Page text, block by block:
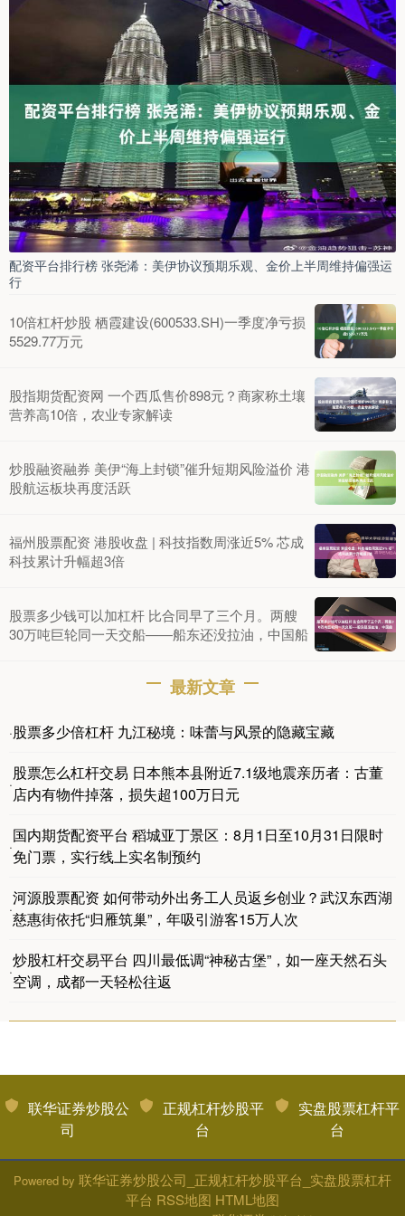
配资平台排行榜 张尧浠：美伊协议预期乐观、金价上半周维持偏强运
行
10倍杠杆炒股 栖霞建设(600533.SH)一季度净亏损
5529.77万元
股指期货配资网 一个西瓜售价898元？商家称土壤
营养高10倍，农业专家解读
炒股融资融券 美伊“海上封锁”催升短期风险溢价 港
股航运板块再度活跃
福州股票配资 港股收盘 | 科技指数周涨近5% 芯成
科技累计升幅超3倍
股票多少钱可以加杠杆 比合同早了三个月。两艘
30万吨巨轮同一天交船——船东还没拉油，中国船
最新文章
·股票多少倍杠杆 九江秘境：味蕾与风景的隐藏宝藏
·
股票怎么杠杆交易 日本熊本县附近7.1级地震亲历者：古董
店内有物件掉落，损失超100万日元
·
国内期货配资平台 稻城亚丁景区：8月1日至10月31日限时
免门票，实行线上实名制预约
·
河源股票配资 如何带动外出务工人员返乡创业？武汉东西湖
慈惠街依托“归雁筑巢”，年吸引游客15万人次
·
炒股杠杆交易平台 四川最低调“神秘古堡”，如一座天然石头
空调，成都一天轻松往返
联华证券炒股公
司
正规杠杆炒股平
台
实盘股票杠杆平
台
Powered by 联华证券炒股公司_正规杠杆炒股平台_实盘股票杠杆
平台 RSS地图 HTML地图